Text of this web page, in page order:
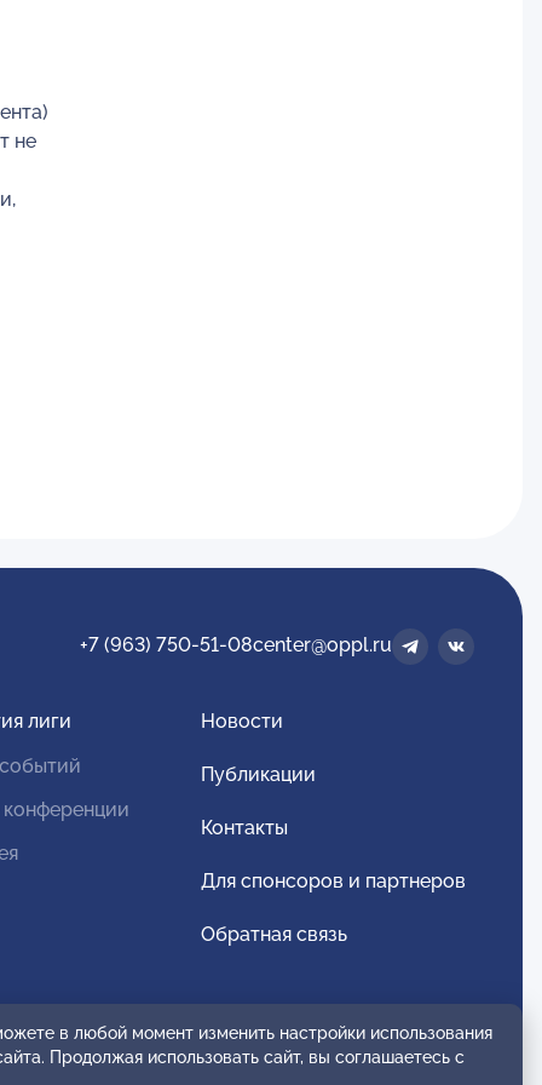
не
+7 (963) 750-51-08center@oppl.ru
лиги
Новости
Публикации
Контакты
Для спонсоров и партнеров
Обратная связь
в любой момент изменить настройки использования
Продолжая использовать сайт, вы соглашаетесь с